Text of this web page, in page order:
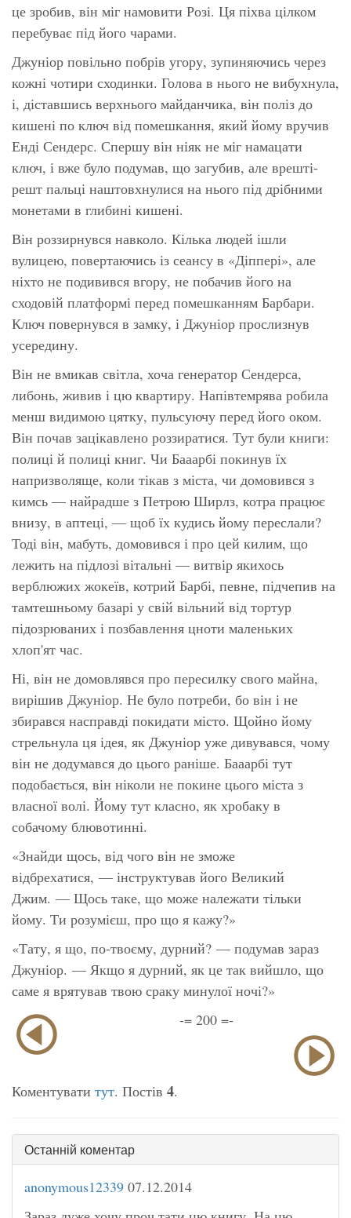
це зробив, він міг намовити Розі. Ця піхва цілком
перебуває під його чарами.
Джуніор повільно побрів угору, зупиняючись через
кожні чотири сходинки. Голова в нього не вибухнула,
і, діставшись верхнього майданчика, він поліз до
кишені по ключ від помешкання, який йому вручив
Енді Сендерс. Спершу він ніяк не міг намацати
ключ, і вже було подумав, що загубив, але врешті-
решт пальці наштовхнулися на нього під дрібними
монетами в глибині кишені.
Він роззирнувся навколо. Кілька людей ішли
вулицею, повертаючись із сеансу в «Діппері», але
ніхто не подивився вгору, не побачив його на
сходовій платформі перед помешканням Барбари.
Ключ повернувся в замку, і Джуніор прослизнув
усередину.
Він не вмикав світла, хоча генератор Сендерса,
либонь, живив і цю квартиру. Напівтемрява робила
менш видимою цятку, пульсуючу перед його оком.
Він почав зацікавлено роззиратися. Тут були книги:
полиці й полиці книг. Чи Бааарбі покинув їх
напризволяще, коли тікав з міста, чи домовився з
кимсь — найрадше з Петрою Ширлз, котра працює
внизу, в аптеці, — щоб їх кудись йому переслали?
Тоді він, мабуть, домовився і про цей килим, що
лежить на підлозі вітальні — витвір якихось
верблюжих жокеїв, котрий Барбі, певне, підчепив на
тамтешньому базарі у свій вільний від тортур
підозрюваних і позбавлення цноти маленьких
хлоп'ят час.
Ні, він не домовлявся про пересилку свого майна,
вирішив Джуніор. Не було потреби, бо він і не
збирався насправді покидати місто. Щойно йому
стрельнула ця ідея, як Джуніор уже дивувався, чому
він не додумався до цього раніше. Бааарбі тут
подобається, він ніколи не покине цього міста з
власної волі. Йому тут класно, як хробаку в
собачому блювотинні.
«Знайди щось, від чого він не зможе
відбрехатися, — інструктував його Великий
Джим. — Щось таке, що може належати тільки
йому. Ти розумієш, про що я кажу?»
«Тату, я що, по-твоєму, дурний? — подумав зараз
Джуніор. — Якщо я дурний, як це так вийшло, що
саме я врятував твою сраку минулої ночі?»
-= 200 =-
Коментувати тут. Постів 4.
Останній коментар
anonymous12339 07.12.2014